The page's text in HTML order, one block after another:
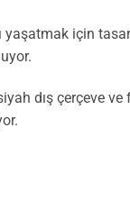
yaşatmak için
dış çerçeve